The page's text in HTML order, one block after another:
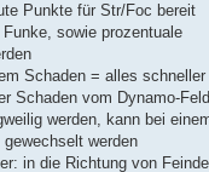
Punkte für Str/Foc bereit
sowie prozentuale
Schaden = alles
Schaden vom Dynamo-Feld
werden, kann bei
werden
in die Richtung von